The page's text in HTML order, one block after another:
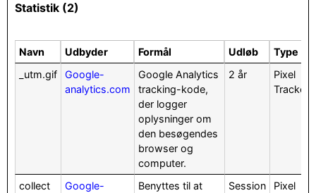
Statistik (2)
Navn Udbyder Formål Udløb
Type
_utm.gif
Google-
analytics.com
Google Analytics
tracking-kode,
der logger
oplysninger om
den besøgendes
browser og
computer.
2 år
Pixel
Tracker
collect
Google-
Benyttes til at
Session
Pixel